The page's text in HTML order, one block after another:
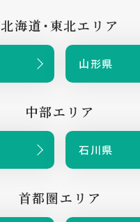
北海道・東北エリア
山形県
中部エリア
石川県
首都圏エリア